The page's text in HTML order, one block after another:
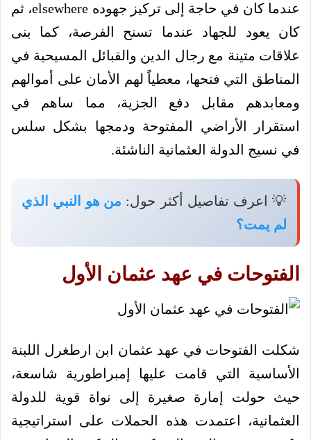
عندما كان في حاجة إلى تركيز جهوده elsewhere، ثم
كان يعود للجهاد عندما تسنح الفرصة، كما بنى
علاقات متينة مع رجال الدين والقبائل المسيحية في
المناطق التي فتحها، معطياً لهم الأمان على أموالهم
ومعابدهم مقابل دفع الجزية، مما ساهم في
استقرار الأراضي المفتوحة ودمجها بشكل سلس
في نسيج الدولة العثمانية الناشئة.
💡 اعرف تفاصيل أكثر حول: من هو النبي الذي
لم يمت؟
الفتوحات في عهد عثمان الأول
شكلت الفتوحات في عهد عثمان ابن ارطغرل اللبنة
الأساسية التي قامت عليها إمبراطورية شاسعة،
حيث حولت إمارة صغيرة إلى نواة قوية للدولة
العثمانية، اعتمدت هذه الحملات على استراتيجية